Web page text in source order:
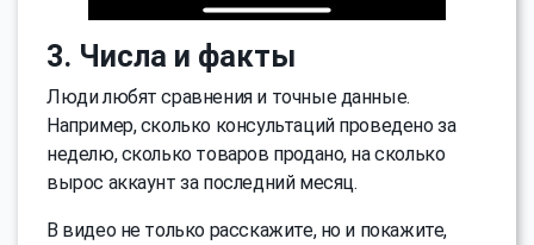
3. Числа и факты
Люди любят сравнения и точные данные.
Например, сколько консультаций проведено за
неделю, сколько товаров продано, на сколько
вырос аккаунт за последний месяц.
В видео не только расскажите, но и покажите,